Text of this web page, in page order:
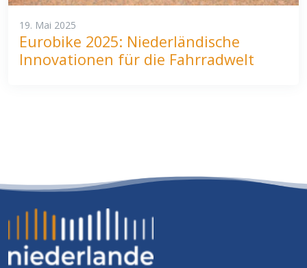
19. Mai 2025
Eurobike 2025: Niederländische
Innovationen für die Fahrradwelt